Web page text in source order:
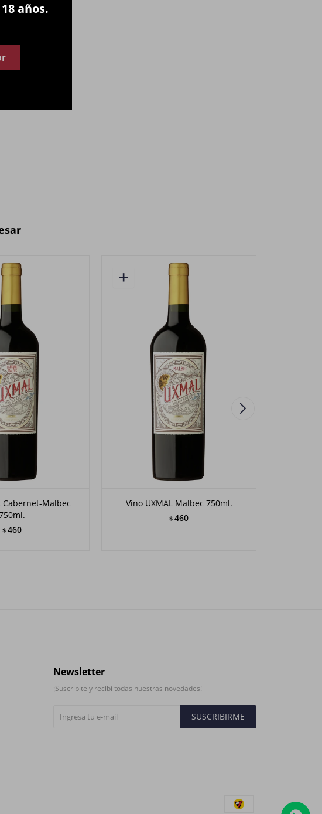
años.
maduros.
Cabernet-Malbec
$ 460
Vino UXMAL Malbec 750ml.
$ 460
Newsletter
¡Suscribite y recibí todas nuestras novedades!
SUSCRIBIRME